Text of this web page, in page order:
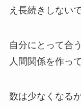
え長続きしない
自分にとって合
人間関係を作っ
数は少なくなる